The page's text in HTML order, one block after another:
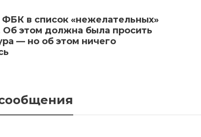
в список «нежелательных»
Об этом должна была просить
— но об этом ничего